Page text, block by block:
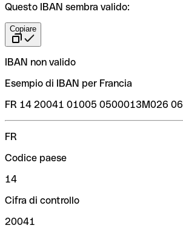
Questo IBAN sembra valido:
Copiare
IBAN non valido
Esempio di IBAN per Francia
FR 14 20041 01005 0500013M026 06
FR
Codice paese
14
Cifra di controllo
20041